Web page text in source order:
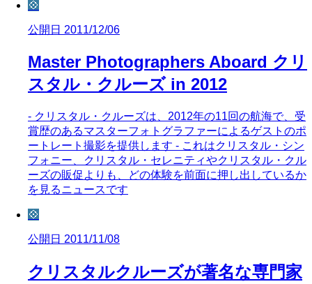
💠
公開日 2011/12/06
Master Photographers Aboard クリ
スタル・クルーズ in 2012
- クリスタル・クルーズは、2012年の11回の航海で、受
賞歴のあるマスターフォトグラファーによるゲストのポ
ートレート撮影を提供します - これはクリスタル・シン
フォニー、クリスタル・セレニティやクリスタル・クル
ーズの販促よりも、どの体験を前面に押し出しているか
を見るニュースです
💠
公開日 2011/11/08
クリスタルクルーズが著名な専門家